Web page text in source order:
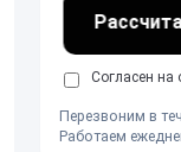
Согласен на
Перезвоним в
Работаем